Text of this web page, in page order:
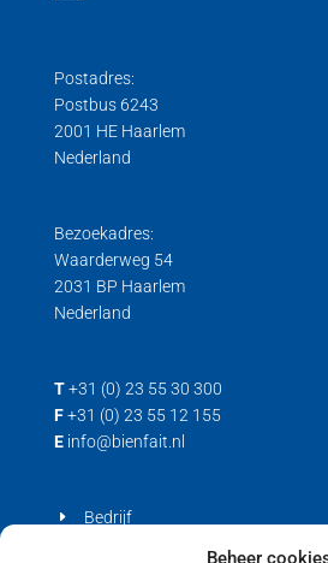
Beheer
Postadres:
Postbus 6243
2001 HE Haarlem
Nederland
Bezoekadres:
Waarderweg 54
2031 BP Haarlem
Nederland
T +31 (0) 23 55 30 300
F +31 (0) 23 55 12 155
E info@bienfait.nl
Bedrijf